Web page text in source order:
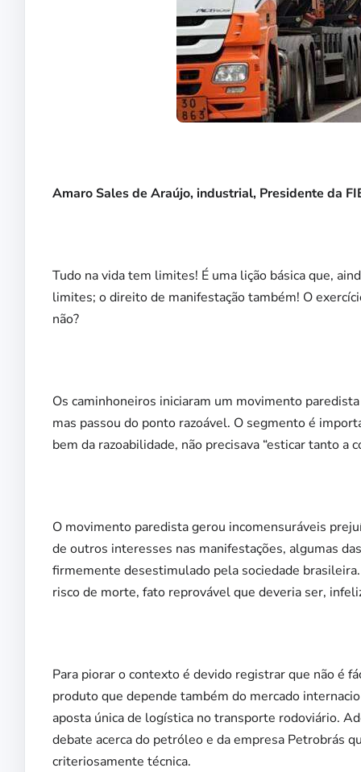
Amaro Sales de Araújo, industrial, Presidente da
Tudo na vida tem limites! É uma lição básica que,
limites; o direito de manifestação também! O
não?
Os caminhoneiros iniciaram um movimento
mas passou do ponto razoável. O segmento é
bem da razoabilidade, não precisava “esticar tanto a
O movimento paredista gerou incomensuráveis
de outros interesses nas manifestações, algumas
firmemente desestimulado pela sociedade
risco de morte, fato reprovável que deveria ser,
Para piorar o contexto é devido registrar que não é
produto que depende também do mercado
aposta única de logística no transporte rodoviário.
debate acerca do petróleo e da empresa Petrobrás
criteriosamente técnica.